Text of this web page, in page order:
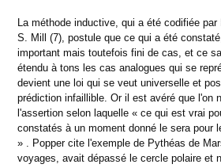
La méthode inductive, qui a été codifiée
S. Mill (7), postule que ce qui a été
important mais toutefois fini de cas, et ce
étendu à tons les cas analogues qui se
devient une loi qui se veut universelle et
prédiction infaillible. Or il est avéré que l'on
l'assertion selon laquelle « ce qui est vrai
constatés à un moment donné le sera pour
» . Popper cite l'exemple de Pythéas de
voyages, avait dépassé le cercle polaire et